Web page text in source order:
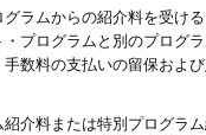
ラムからの紹介料を受け
プログラムと別のプログ
数料の支払いの留保およ
介料または特別プログラ